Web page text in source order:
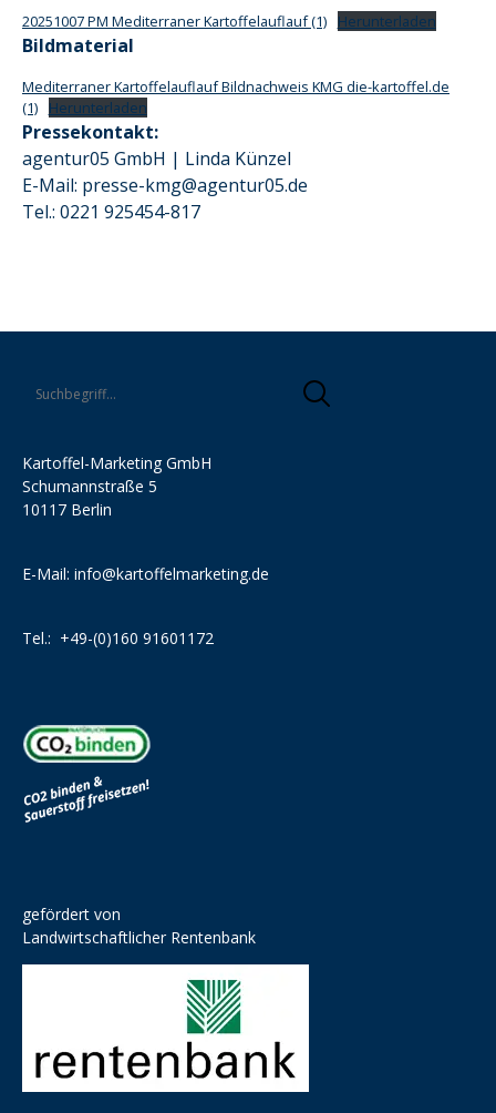
20251007 PM Mediterraner Kartoffelauflauf (1) Herunterladen
Bildmaterial
Mediterraner Kartoffelauflauf Bildnachweis KMG die-kartoffel.de
(1)
Herunterladen
Pressekontakt:
agentur05 GmbH | Linda Künzel
E-Mail: presse-kmg@agentur05.de
Tel.: 0221 925454-817
Kartoffel-Marketing GmbH
Schumannstraße 5
10117 Berlin
E-Mail: info@kartoffelmarketing.de
Tel.: +49-(0)160 91601172
gefördert von
Landwirtschaftlicher Rentenbank